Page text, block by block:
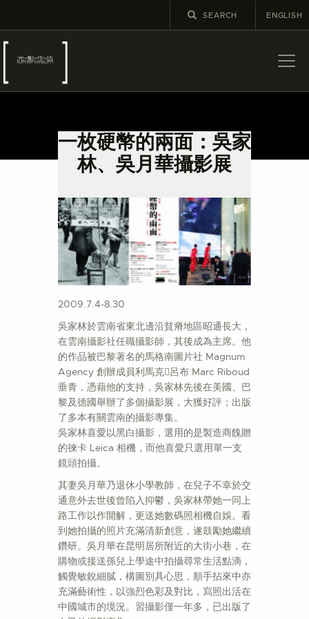
ENGLISH
一枚硬幣的兩面：吳家
林、吳月華攝影展
最新消息
展覽
教育及外展
學校課程
出版
更多攝影資訊
2009.7.4-8.30
吳家林於雲南省東北邊沿貧瘠地區昭通長大，
在雲南攝影社任職攝影師，其後成為主席。他
的作品被巴黎著名的馬格南圖片社 Magnum
Agency 創辦成員利馬克呂布 Marc Riboud
垂青，憑藉他的支持，吳家林先後在美國、巴
黎及德國舉辦了多個攝影展，大獲好評；出版
了多本有關雲南的攝影專集。
吳家林喜愛以黑白攝影，選用的是製造商餽贈
的徠卡 Leica 相機，而他喜愛只選用單一支
鏡頭拍攝。
其妻吳月華乃退休小學教師，在兒子不幸於交
通意外去世後曾陷入抑鬱，吳家林帶她一同上
路工作以作開解，更送她數碼照相機自娛。看
到她拍攝的照片充滿清新創意，遂鼓勵她繼續
鑽研。吳月華在昆明居所附近的大街小巷，在
購物或接送孫兒上學途中拍攝尋常生活點滴，
觸覺敏銳細膩，構圖別具心思，順手拈來中亦
充滿藝術性，以強烈色彩及對比，寫照出活在
中國城市的境況。習攝影僅一年多，已出版了